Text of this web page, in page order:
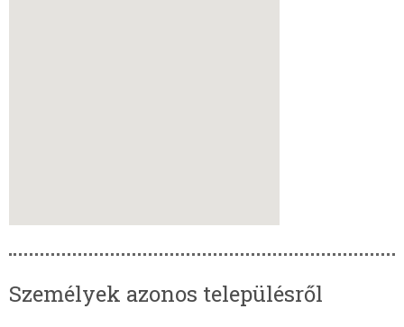
Személyek azonos településről